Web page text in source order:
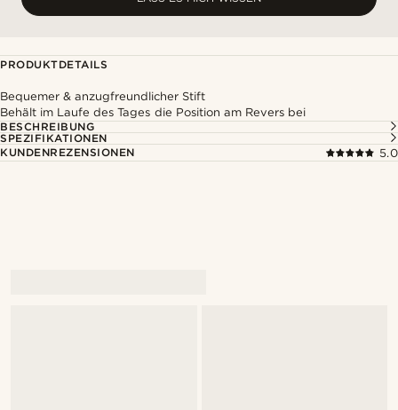
PRODUKTDETAILS
Bequemer & anzugfreundlicher Stift
Behält im Laufe des Tages die Position am Revers bei
BESCHREIBUNG
SPEZIFIKATIONEN
KUNDENREZENSIONEN
5.0